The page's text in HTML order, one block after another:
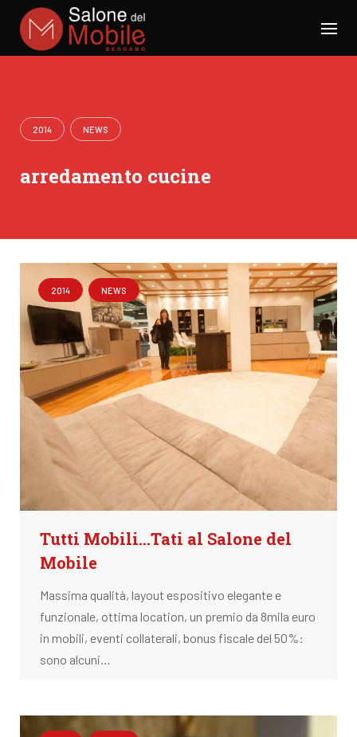
content
2014 NEWS
arredamento cucine
2014 NEWS
Tutti Mobili...Tati al Salone del
Mobile
Massima qualità, layout espositivo elegante e
funzionale, ottima location, un premio da 8mila euro
in mobili, eventi collaterali, bonus fiscale del 50%:
sono alcuni…